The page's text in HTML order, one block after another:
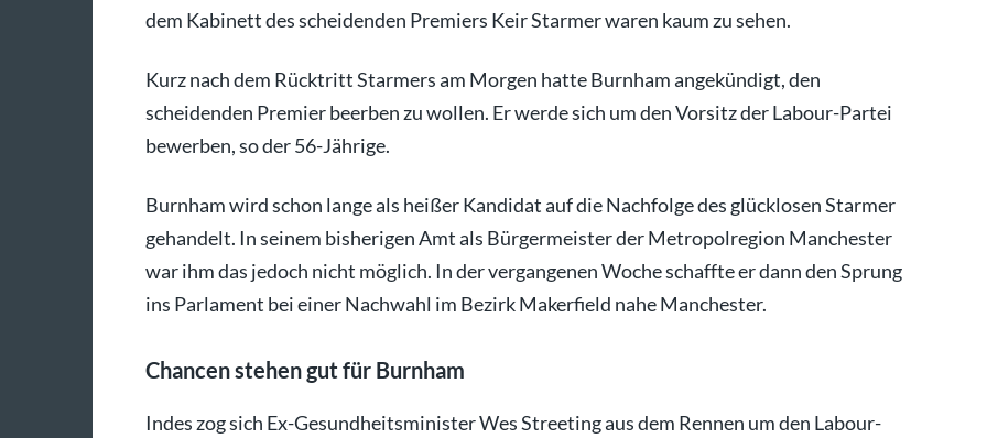
dem Kabinett des scheidenden Premiers Keir Starmer waren kaum zu sehen.
Kurz nach dem Rücktritt Starmers am Morgen hatte Burnham angekündigt, den
scheidenden Premier beerben zu wollen. Er werde sich um den Vorsitz der Labour-Partei
bewerben, so der 56-Jährige.
Burnham wird schon lange als heißer Kandidat auf die Nachfolge des glücklosen Starmer
gehandelt. In seinem bisherigen Amt als Bürgermeister der Metropolregion Manchester
war ihm das jedoch nicht möglich. In der vergangenen Woche schaffte er dann den Sprung
ins Parlament bei einer Nachwahl im Bezirk Makerfield nahe Manchester.
Chancen stehen gut für Burnham
Indes zog sich Ex-Gesundheitsminister Wes Streeting aus dem Rennen um den Labour-